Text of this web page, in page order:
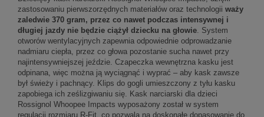
zastosowaniu pierwszorzędnych materiałów oraz technologii waży
zaledwie 370 gram, przez co nawet podczas intensywnej i
długiej jazdy nie będzie ciążył dziecku na głowie . System
otworów wentylacyjnych zapewnia odpowiednie odprowadzanie
nadmiaru ciepła, przez co głowa pozostanie sucha nawet przy
najintensywniejszej jeździe. Czapeczka wewnętrzna kasku jest
odpinana, więc można ją wyciągnąć i wyprać – aby kask zawsze
był świeży i pachnący. Klips do gogli umieszczony z tyłu kasku
zapobiega ich ześlizgiwaniu się. Kask narciarski dla dzieci
Rossignol Whoopee Impacts wyposażony został w system
regulacji rozmiaru R-Fit, co pozwala na doskonałe dopasowanie do